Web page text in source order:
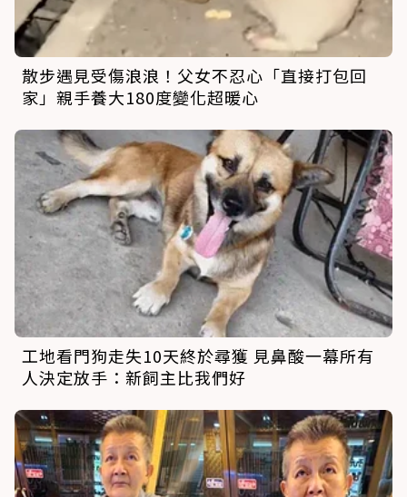
散步遇見受傷浪浪！父女不忍心「直接打包回
家」親手養大180度變化超暖心
工地看門狗走失10天終於尋獲 見鼻酸一幕所有
人決定放手：新飼主比我們好